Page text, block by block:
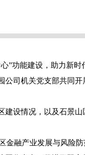
”功能建设，助力新
司机关党支部共同
设情况，以及石景山
金融产业发展与风险